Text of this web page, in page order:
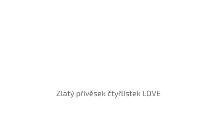
Zlatý přívěsek čtyřlístek LOVE